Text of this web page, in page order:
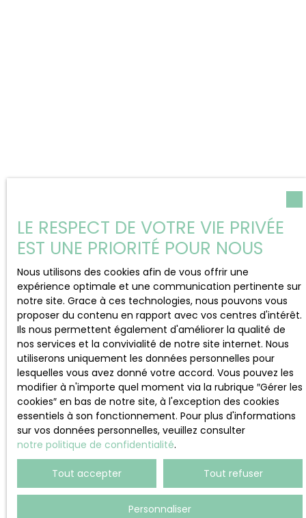
LE RESPECT DE VOTRE VIE PRIVÉE
EST UNE PRIORITÉ POUR NOUS
Nous utilisons des cookies afin de vous offrir une
expérience optimale et une communication pertinente sur
notre site. Grace à ces technologies, nous pouvons vous
proposer du contenu en rapport avec vos centres d'intérêt.
Ils nous permettent également d'améliorer la qualité de
nos services et la convivialité de notre site internet. Nous
utiliserons uniquement les données personnelles pour
lesquelles vous avez donné votre accord. Vous pouvez les
modifier à n'importe quel moment via la rubrique ″Gérer les
cookies″ en bas de notre site, à l'exception des cookies
essentiels à son fonctionnement. Pour plus d'informations
sur vos données personnelles, veuillez consulter
notre politique de confidentialité.
Tout accepter Tout refuser
Personnaliser